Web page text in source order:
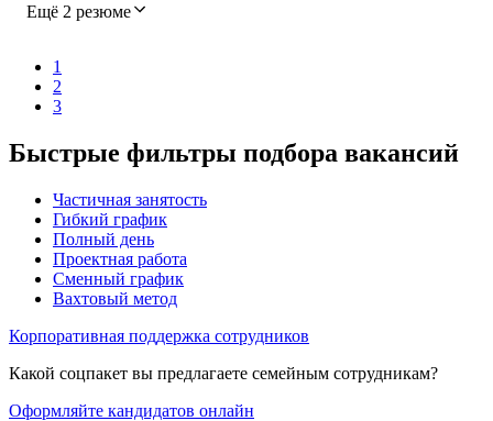
Ещё 2 резюме
1
2
3
Быстрые фильтры подбора вакансий
Частичная занятость
Гибкий график
Полный день
Проектная работа
Сменный график
Вахтовый метод
Корпоративная поддержка сотрудников
Какой соцпакет вы предлагаете семейным сотрудникам?
Оформляйте кандидатов онлайн